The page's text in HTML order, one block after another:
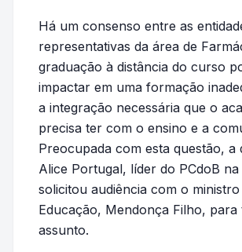
Há um consenso entre as
representativas da área de
graduação à distância do curso
impactar em uma formação
a integração necessária que o
precisa ter com o ensino e a
Preocupada com esta questão, a
Alice Portugal, líder do PCdoB na
solicitou audiência com o ministro
Educação, Mendonça Filho, para
assunto.